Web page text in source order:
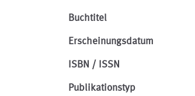
Buchtitel
Erscheinungsdatum
ISBN / ISSN
Publikationstyp